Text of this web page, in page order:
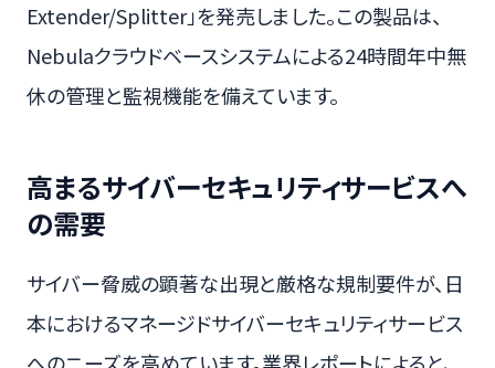
Extender/Splitter」を発売しました。この製品は、
Nebulaクラウドベースシステムによる24時間年中無
休の管理と監視機能を備えています。
高まるサイバーセキュリティサービスへ
の需要
サイバー脅威の顕著な出現と厳格な規制要件が、日
本におけるマネージドサイバーセキュリティサービス
へのニーズを高めています。業界レポートによると、